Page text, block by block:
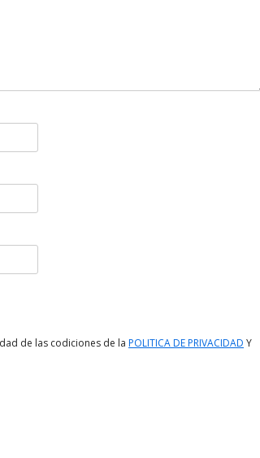
de las codiciones de la POLITICA DE PRIVACIDAD Y